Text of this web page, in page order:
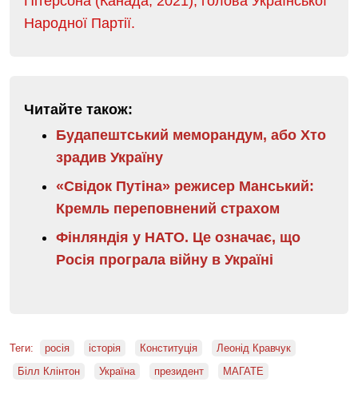
Народної Партії.
Читайте також:
Будапештський меморандум, або Хто
зрадив Україну
«Свідок Путіна» режисер Манський:
Кремль переповнений страхом
Фінляндія у НАТО. Це означає, що
Росія програла війну в Україні
Теги: росія історія Конституція
Леонід Кравчук
Білл Клінтон
Україна президент МАГАТЕ